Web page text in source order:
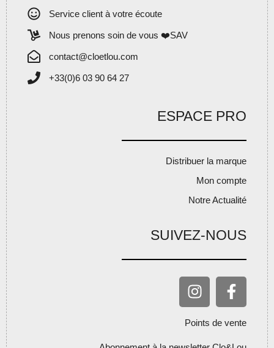
Service client à votre écoute
Nous prenons soin de vous ❤️SAV
contact@cloetlou.com
+33(0)6 03 90 64 27
ESPACE PRO
Distribuer la marque
Mon compte
Notre Actualité
SUIVEZ-NOUS
Points de vente